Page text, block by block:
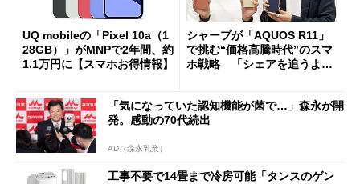
UQ mobileの「Pixel 10a（1
28GB）」がMNPで2年間、約
1.1万円に【スマホお得情報】
シャープが「AQUOS R11」
で挑む“価格高騰時代”のスマ
ホ戦略 「シェアを追うより
「気になっていた認知機能が菌で…」森永が開
発。感動の70代続出
AD（森永乳業）
工事不要で14畳まで冷房可能「タンスのゲン